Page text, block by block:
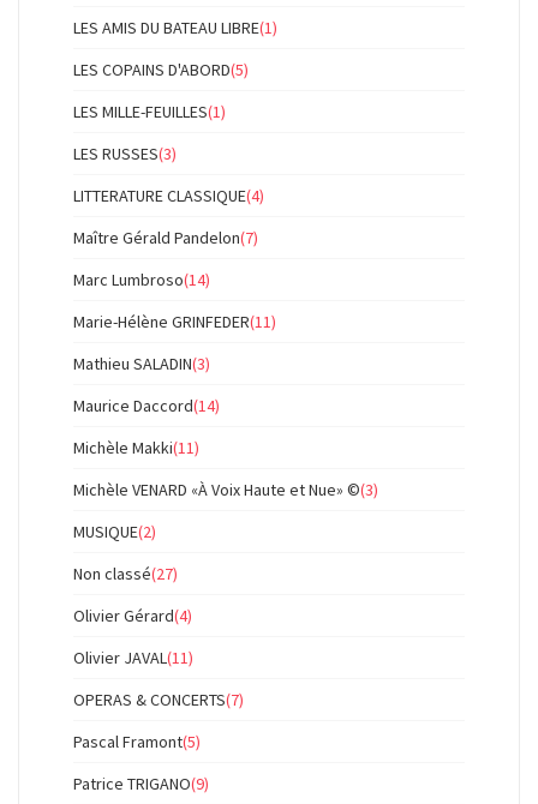
LES AMIS DU BATEAU LIBRE(1)
LES COPAINS D'ABORD(5)
LES MILLE-FEUILLES(1)
LES RUSSES(3)
LITTERATURE CLASSIQUE(4)
Maître Gérald Pandelon(7)
Marc Lumbroso(14)
Marie-Hélène GRINFEDER(11)
Mathieu SALADIN(3)
Maurice Daccord(14)
Michèle Makki(11)
Michèle VENARD «À Voix Haute et Nue» ©(3)
MUSIQUE(2)
Non classé(27)
Olivier Gérard(4)
Olivier JAVAL(11)
OPERAS & CONCERTS(7)
Pascal Framont(5)
Patrice TRIGANO(9)